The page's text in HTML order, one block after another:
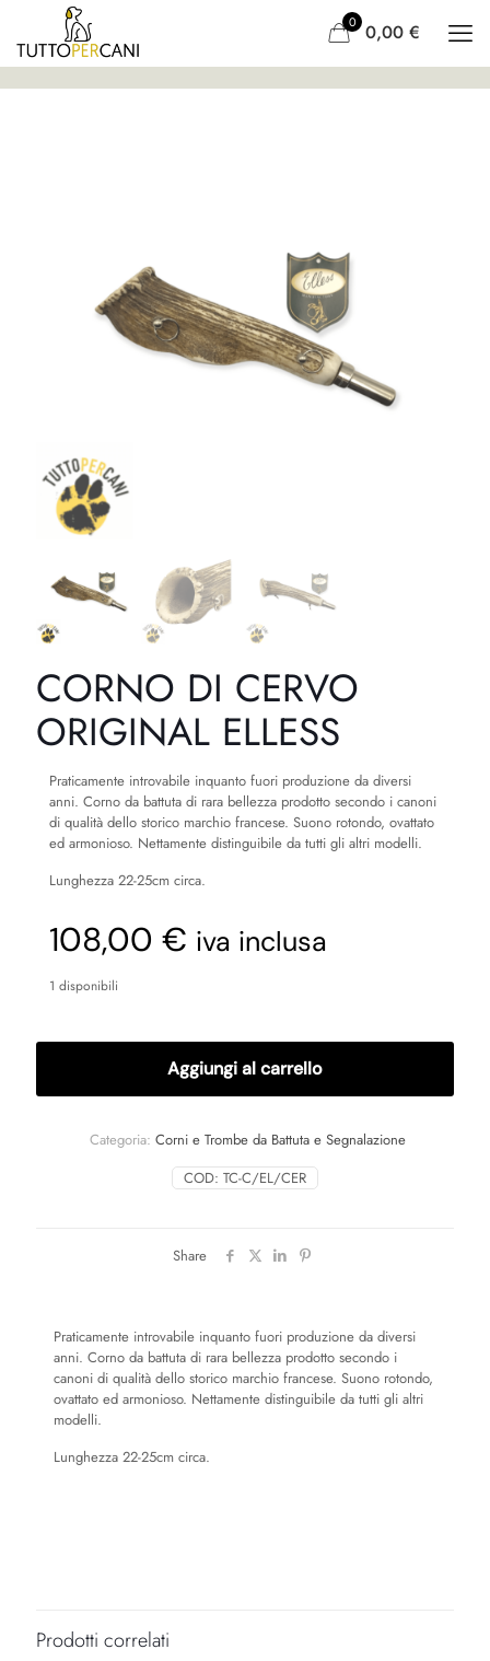
0 0,00 €
CORNO DI CERVO
ORIGINAL ELLESS
Praticamente introvabile inquanto fuori produzione da diversi
anni. Corno da battuta di rara bellezza prodotto secondo i canoni
di qualità dello storico marchio francese. Suono rotondo, ovattato
ed armonioso. Nettamente distinguibile da tutti gli altri modelli.
Lunghezza 22-25cm circa.
108,00 € iva inclusa
1 disponibili
Aggiungi al carrello
COD: TC-C/EL/CER
Categoria: Corni e Trombe da Battuta e Segnalazione
Share
Praticamente introvabile inquanto fuori produzione da diversi
anni. Corno da battuta di rara bellezza prodotto secondo i
canoni di qualità dello storico marchio francese. Suono rotondo,
ovattato ed armonioso. Nettamente distinguibile da tutti gli altri
modelli.
Lunghezza 22-25cm circa.
Prodotti correlati